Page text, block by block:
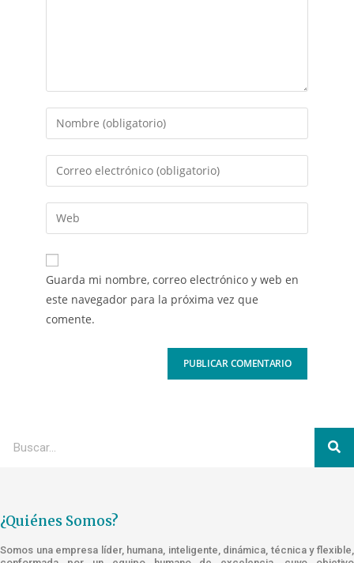
Guarda mi nombre, correo electrónico y web en
este navegador para la próxima vez que
comente.
¿Quiénes Somos?
Somos una empresa líder, humana, inteligente, dinámica, técnica y flexible,